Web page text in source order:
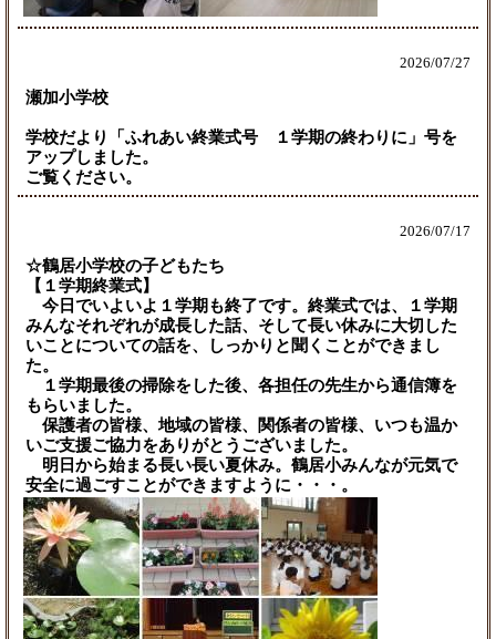
2026/07/27
瀬加小学校
学校だより「ふれあい終業式号 １学期の終わりに」号を
アップしました。
ご覧ください。
2026/07/17
☆鶴居小学校の子どもたち
【１学期終業式】
今日でいよいよ１学期も終了です。終業式では、１学期
みんなそれぞれが成長した話、そして長い休みに大切した
いことについての話を、しっかりと聞くことができまし
た。
１学期最後の掃除をした後、各担任の先生から通信簿を
もらいました。
保護者の皆様、地域の皆様、関係者の皆様、いつも温か
いご支援ご協力をありがとうございました。
明日から始まる長い長い夏休み。鶴居小みんなが元気で
安全に過ごすことができますように・・・。